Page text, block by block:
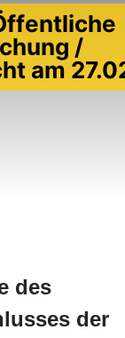
/
am
des
der